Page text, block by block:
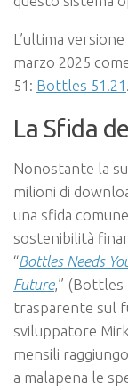
L’ultima
marzo 2025
51: Bottles 51.21 .
La Sfida
Nonostante la
milioni di
una sfida
sostenibilità
“Bottles Needs
Future,” (Bottles
trasparente sul
sviluppatore
mensili
a malapena le